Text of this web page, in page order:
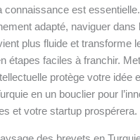
connaissance est
adapté, naviguer dans
plus fluide et transforme
étapes faciles à franchir.
protège votre idée
en un bouclier pour
et votre startup prospérera.